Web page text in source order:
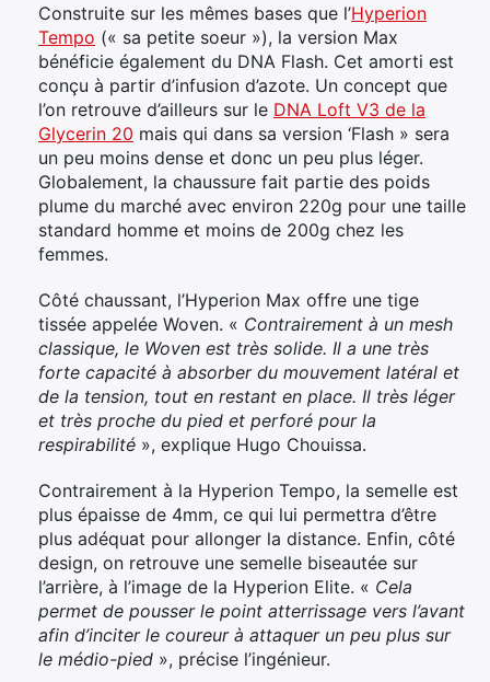
Construite sur les mêmes bases que l’Hyperion
Tempo (« sa petite soeur »), la version Max
bénéficie également du DNA Flash. Cet amorti est
conçu à partir d’infusion d’azote. Un concept que
l’on retrouve d’ailleurs sur le DNA Loft V3 de la
Glycerin 20 mais qui dans sa version ‘Flash » sera
un peu moins dense et donc un peu plus léger.
Globalement, la chaussure fait partie des poids
plume du marché avec environ 220g pour une taille
standard homme et moins de 200g chez les
femmes.
Côté chaussant, l’Hyperion Max offre une tige
tissée appelée Woven. « Contrairement à un mesh
classique, le Woven est très solide. Il a une très
forte capacité à absorber du mouvement latéral et
de la tension, tout en restant en place. Il très léger
et très proche du pied et perforé pour la
respirabilité », explique Hugo Chouissa.
Contrairement à la Hyperion Tempo, la semelle est
plus épaisse de 4mm, ce qui lui permettra d’être
plus adéquat pour allonger la distance. Enfin, côté
design, on retrouve une semelle biseautée sur
l’arrière, à l’image de la Hyperion Elite. « Cela
permet de pousser le point atterrissage vers l’avant
afin d’inciter le coureur à attaquer un peu plus sur
le médio-pied », précise l’ingénieur.